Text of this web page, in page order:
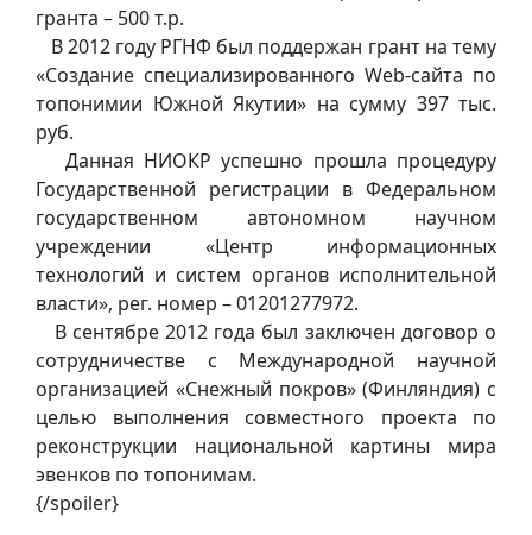
гранта – 500 т.р.
В 2012 году РГНФ был поддержан грант на тему
«Создание специализированного Web-сайта по
топонимии Южной Якутии» на сумму 397 тыс.
руб.
Данная НИОКР успешно прошла процедуру
Государственной регистрации в Федеральном
государственном автономном научном
учреждении «Центр информационных
технологий и систем органов исполнительной
власти», рег. номер – 01201277972.
В сентябре 2012 года был заключен договор о
сотрудничестве с Международной научной
организацией «Снежный покров» (Финляндия) с
целью выполнения совместного проекта по
реконструкции национальной картины мира
эвенков по топонимам.
{/spoiler}